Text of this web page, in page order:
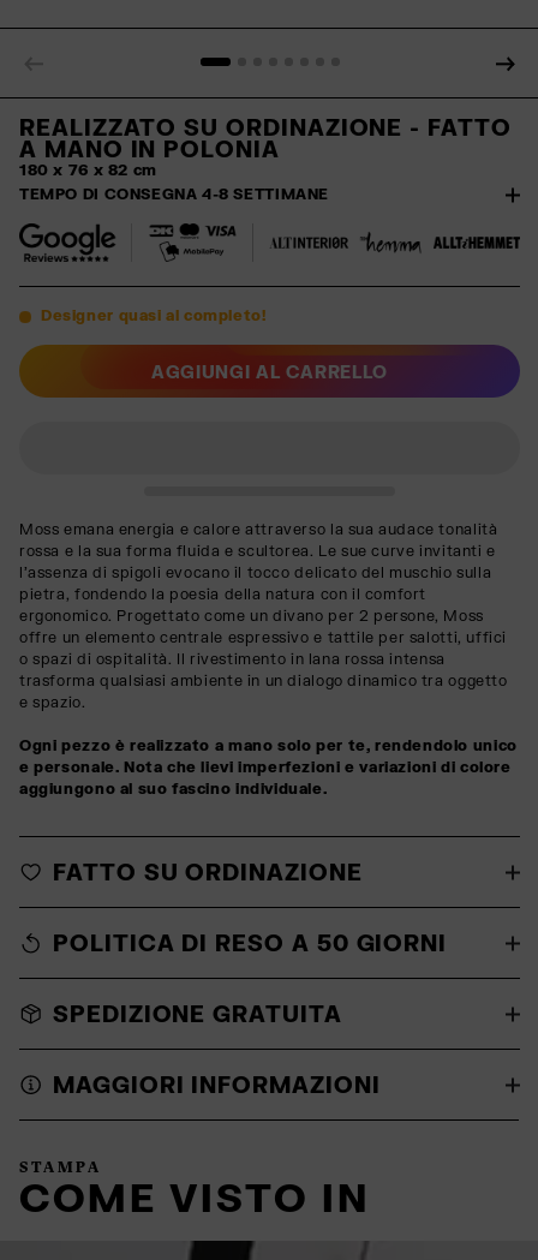
REALIZZATO SU ORDINAZIONE - FATTO
A MANO IN POLONIA
180 x 76 x 82 cm
TEMPO DI CONSEGNA 4-8 SETTIMANE
Designer quasi al completo!
AGGIUNGI AL CARRELLO
Moss emana energia e calore attraverso la sua audace tonalità
rossa e la sua forma fluida e scultorea. Le sue curve invitanti e
l'assenza di spigoli evocano il tocco delicato del muschio sulla
pietra, fondendo la poesia della natura con il comfort
ergonomico. Progettato come un divano per 2 persone, Moss
offre un elemento centrale espressivo e tattile per salotti, uffici
o spazi di ospitalità. Il rivestimento in lana rossa intensa
trasforma qualsiasi ambiente in un dialogo dinamico tra oggetto
e spazio.
Ogni pezzo è realizzato a mano solo per te, rendendolo unico
e personale. Nota che lievi imperfezioni e variazioni di colore
aggiungono al suo fascino individuale.
FATTO SU ORDINAZIONE
POLITICA DI RESO A 50 GIORNI
SPEDIZIONE GRATUITA
MAGGIORI INFORMAZIONI
STAMPA
COME VISTO IN